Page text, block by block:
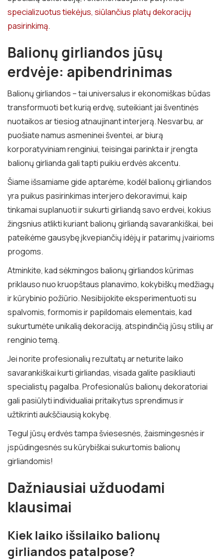
specializuotus tiekėjus, siūlančius platų dekoracijų
pasirinkimą.
Balionų girliandos jūsų
erdvėje: apibendrinimas
Balionų girliandos – tai universalus ir ekonomiškas būdas
transformuoti bet kurią erdvę, suteikiant jai šventinės
nuotaikos ar tiesiog atnaujinant interjerą. Nesvarbu, ar
puošiate namus asmeninei šventei, ar biurą
korporatyviniam renginiui, teisingai parinkta ir įrengta
balionų girlianda gali tapti puikiu erdvės akcentu.
Šiame išsamiame gide aptarėme, kodėl balionų girliandos
yra puikus pasirinkimas interjero dekoravimui, kaip
tinkamai suplanuoti ir sukurti girliandą savo erdvei, kokius
žingsnius atlikti kuriant balionų girliandą savarankiškai, bei
pateikėme gausybę įkvepiančių idėjų ir patarimų įvairioms
progoms.
Atminkite, kad sėkmingos balionų girliandos kūrimas
priklauso nuo kruopštaus planavimo, kokybiškų medžiagų
ir kūrybinio požiūrio. Nesibijokite eksperimentuoti su
spalvomis, formomis ir papildomais elementais, kad
sukurtumėte unikalią dekoraciją, atspindinčią jūsų stilių ar
renginio temą.
Jei norite profesionalių rezultatų ar neturite laiko
savarankiškai kurti girliandas, visada galite pasikliauti
specialistų pagalba. Profesionalūs balionų dekoratoriai
gali pasiūlyti individualiai pritaikytus sprendimus ir
užtikrinti aukščiausią kokybę.
Tegul jūsų erdvės tampa šviesesnės, žaismingesnės ir
įspūdingesnės su kūrybiškai sukurtomis balionų
girliandomis!
Dažniausiai užduodami
klausimai
Kiek laiko išsilaiko balionų
girliandos patalpose?